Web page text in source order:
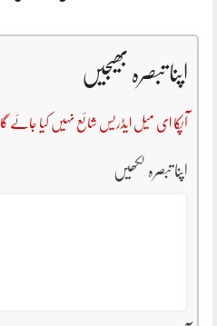
اپنا تبصرہ بھیجیں
آپکا ای میل ایڈریس شائع نہیں کیا جائے گا
اپنا تبصرہ لکھیں